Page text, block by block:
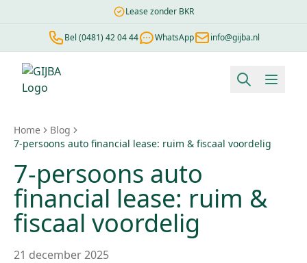
Lease zonder BKR
Bel (0481) 42 04 44 WhatsApp info@gijba.nl
Home
Blog
7-persoons auto financial lease: ruim & fiscaal voordelig
7-persoons auto
financial lease: ruim &
fiscaal voordelig
21 december 2025